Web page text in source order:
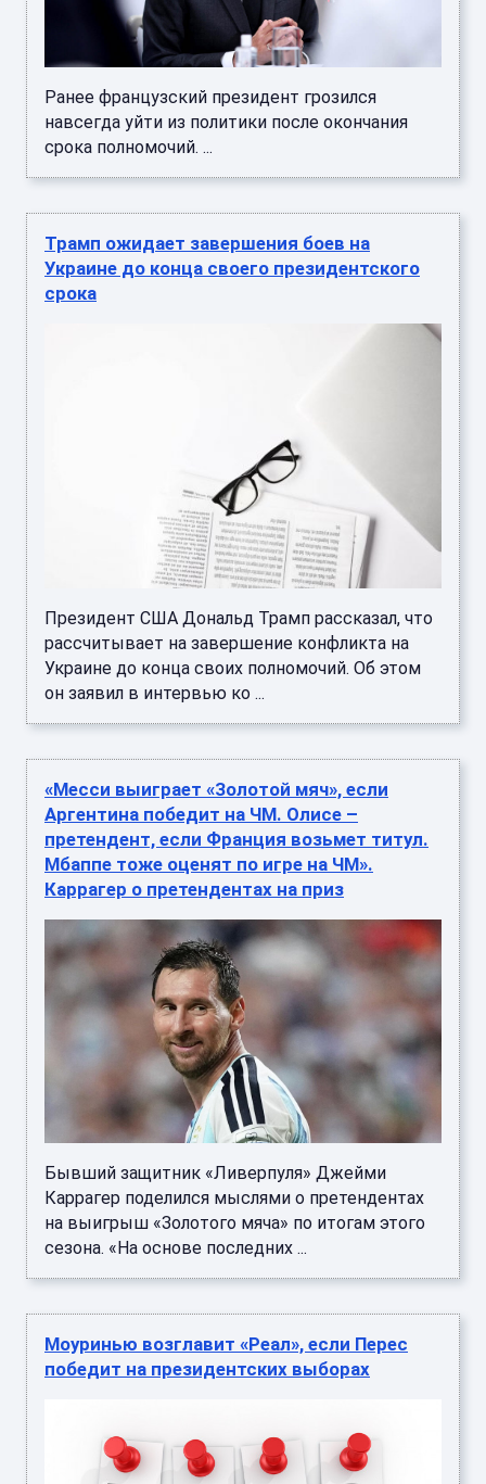
Ранее французский президент грозился
навсегда уйти из политики после окончания
срока полномочий. ...
Трамп ожидает завершения боев на
Украине до конца своего президентского
срока
Президент США Дональд Трамп рассказал, что
рассчитывает на завершение конфликта на
Украине до конца своих полномочий. Об этом
он заявил в интервью ко ...
«Месси выиграет «Золотой мяч», если
Аргентина победит на ЧМ. Олисе –
претендент, если Франция возьмет титул.
Мбаппе тоже оценят по игре на ЧМ».
Каррагер о претендентах на приз
Бывший защитник «Ливерпуля» Джейми
Каррагер поделился мыслями о претендентах
на выигрыш «Золотого мяча» по итогам этого
сезона. «На основе последних ...
Моуринью возглавит «Реал», если Перес
победит на президентских выборах